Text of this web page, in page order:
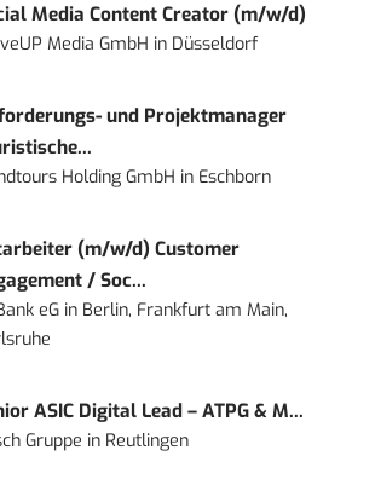
Media Content Creator (m/w/d)
Media GmbH in Düsseldorf
und Projektmanager
Holding GmbH in Eschborn
(m/w/d) Customer
/ Soc...
eG in Berlin, Frankfurt am Main,
ASIC Digital Lead – ATPG & M...
Gruppe in Reutlingen